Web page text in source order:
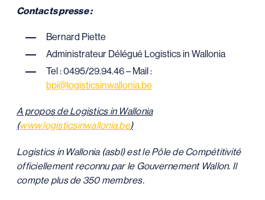
Contacts presse :
Bernard Piette
Administrateur Délégué Logistics in Wallonia
Tel : 0495/29.94.46 – Mail :
bpi@logisticsinwallonia.be
A propos de Logistics in Wallonia
(www.logisticsinwallonia.be)
Logistics in Wallonia (asbl) est le Pôle de Compétitivité
officiellement reconnu par le Gouvernement Wallon. Il
compte plus de 350 membres.